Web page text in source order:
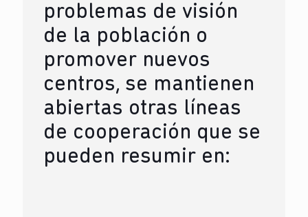
problemas de visión
de la población o
promover nuevos
centros, se mantienen
abiertas otras líneas
de cooperación que se
pueden resumir en: